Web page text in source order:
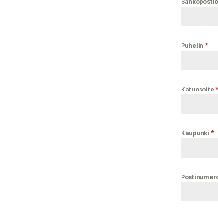
Puhelin *
Katuosoite*
Kaupunki *